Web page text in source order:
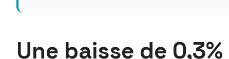
Une baisse de